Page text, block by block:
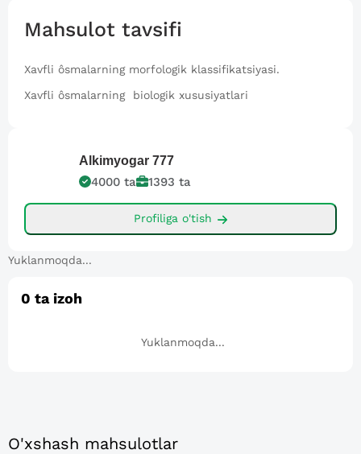
Mahsulot tavsifi
Xavfli ôsmalarning morfologik klassifikatsiyasi.
Xavfli ôsmalarning biologik xususiyatlari
Alkimyogar 777
4000 ta 1393 ta
Profiliga o'tish
Yuklanmoqda...
0 ta izoh
Yuklanmoqda...
O'xshash mahsulotlar